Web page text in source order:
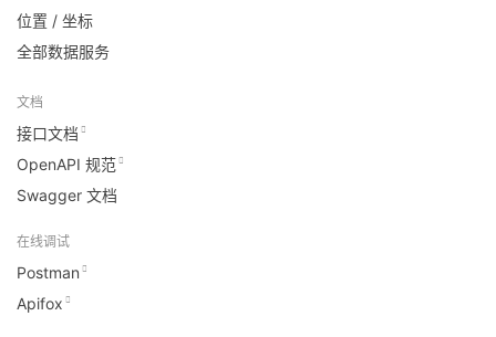
位置 / 坐标
全部数据服务
文档
接口文档
OpenAPI 规范
Swagger 文档
在线调试
Postman
Apifox